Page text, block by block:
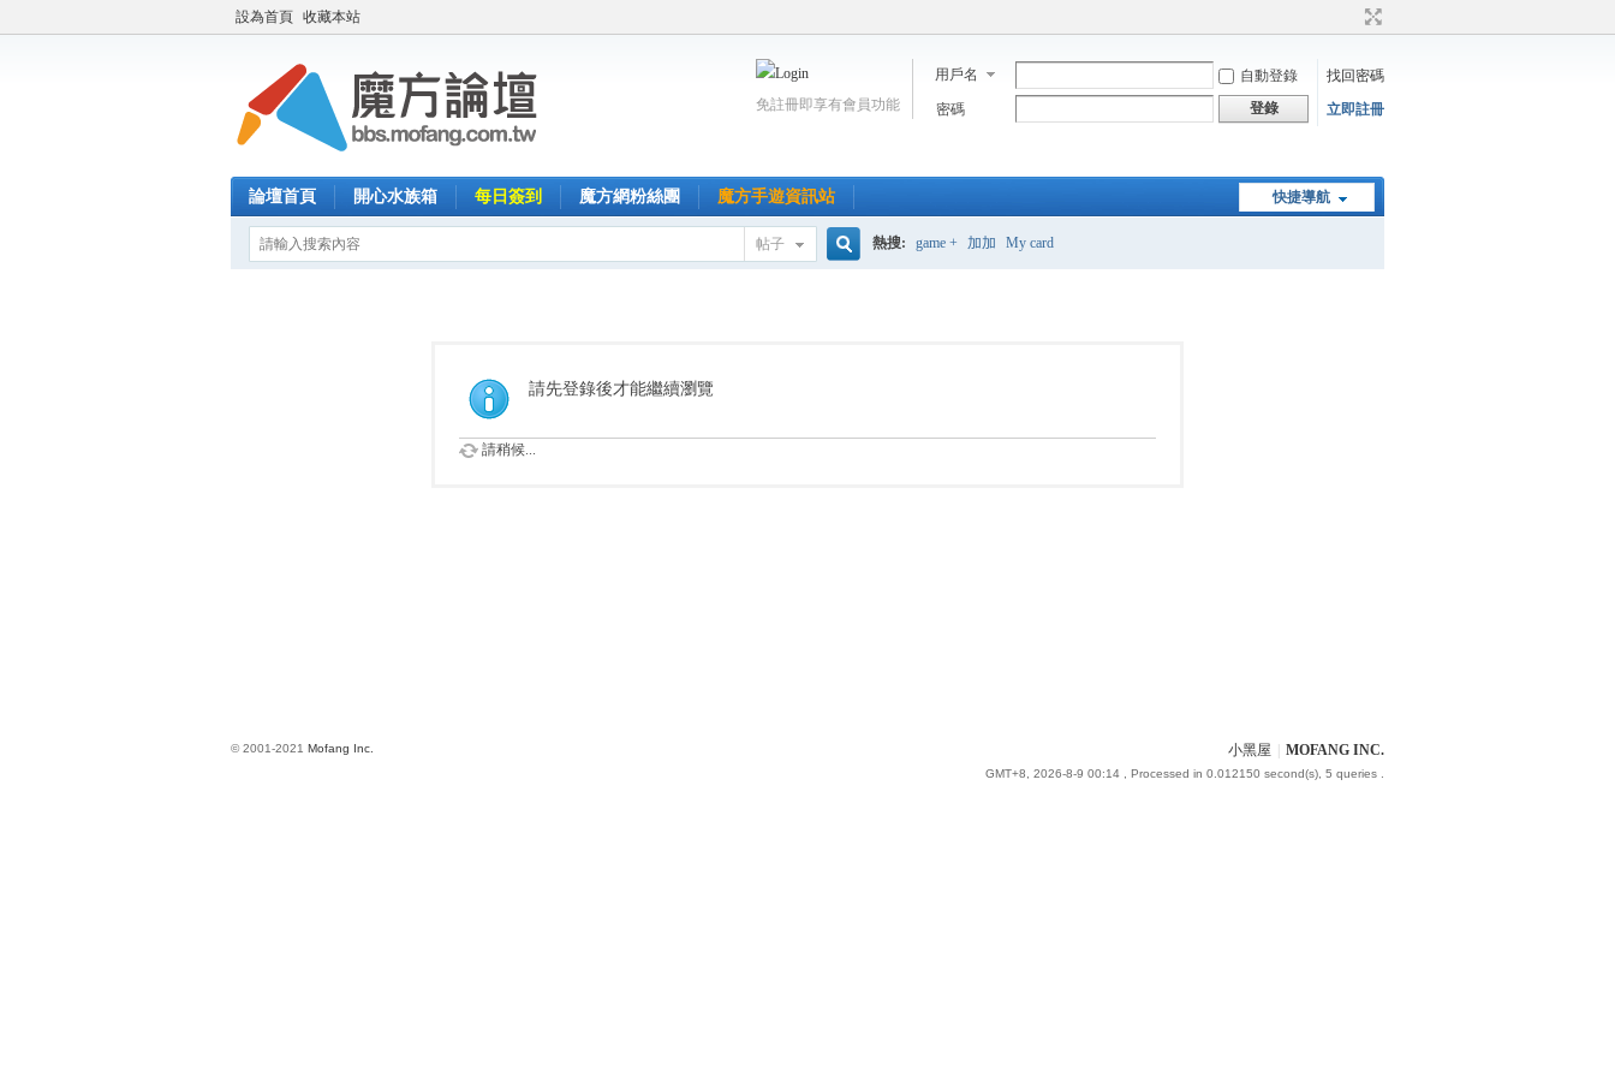
設為首頁 收藏本站
用戶名 自動登錄
找回密碼
密碼
登錄 立即註冊
免註冊即享有會員功能
快捷導航
論壇首頁 開心水族箱 每日簽到 魔方網粉絲團 魔方手遊資訊站
帖子 熱搜: game + 加加 My card
請先登錄後才能繼續瀏覽
請稍候...
小黑屋 MOFANG INC.
GMT+8, 2026-8-9 00:14 , Processed in 0.012150 second(s), 5 queries .
© 2001-2021 Mofang Inc.